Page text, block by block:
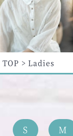
TOP Ladies
S M